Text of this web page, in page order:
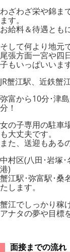
わざわざ栄や錦ま
ます。
お給料＆待遇とも
そして何より地元
尾張方面一宮や四
子もいっぱいいます
JR蟹江駅、近鉄蟹
弥富から10分･津
分！
女の子専用の駐車
も大丈夫です。
また、送迎もある
中村区(八田･岩塚
港)
蟹江駅･弥富駅･桑
たします。
蟹江でしっかり稼
アナタの夢や目標
面接までの流れ